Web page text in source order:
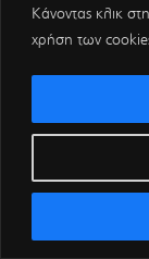
Κάνοντας κλικ
χρήση των